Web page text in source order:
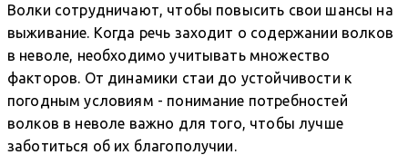
Волки сотрудничают, чтобы повысить свои шансы на
выживание. Когда речь заходит о содержании волков
в неволе, необходимо учитывать множество
факторов. От динамики стаи до устойчивости к
погодным условиям - понимание потребностей
волков в неволе важно для того, чтобы лучше
заботиться об их благополучии.